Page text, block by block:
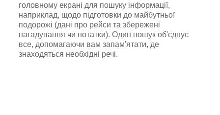
головному екрані для пошуку інформації,
наприклад, щодо підготовки до майбутньої
подорожі (дані про рейси та збережені
нагадування чи нотатки). Один пошук об'єднує
все, допомагаючи вам запам'ятати, де
знаходяться необхідні речі.